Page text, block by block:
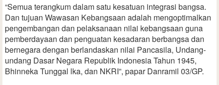
“Semua terangkum dalam satu kesatuan integrasi bangsa.
Dan tujuan Wawasan Kebangsaan adalah mengoptimalkan
pengembangan dan pelaksanaan nilai kebangsaan guna
pemberdayaan dan penguatan kesadaran berbangsa dan
bernegara dengan berlandaskan nilai Pancasila, Undang-
undang Dasar Negara Republik Indonesia Tahun 1945,
Bhinneka Tunggal lka, dan NKRI”, papar Danramil 03/GP.